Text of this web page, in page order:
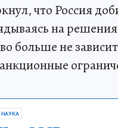
что Россия
на
больше не
НАУКА